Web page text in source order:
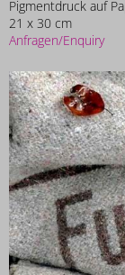
Pigmentdruck auf
21 x 30 cm
Anfragen/Enquiry